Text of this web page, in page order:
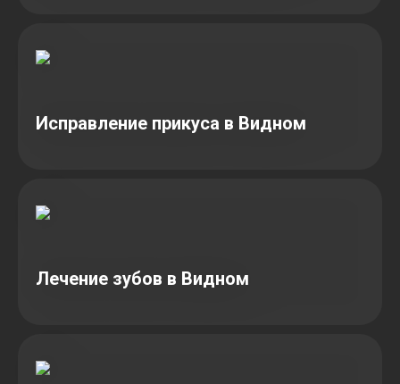
Исправление прикуса в Видном
Лечение зубов в Видном